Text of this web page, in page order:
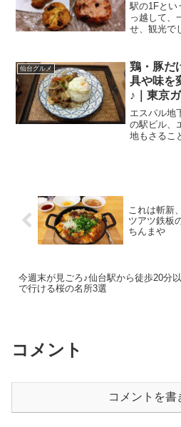
駅の1Fとい
っ越して、
せ、観光で
い、所縁の
し甲斐のあ
仙台グルメ
鶏・豚だ
具や味を
♪｜東京
エスパル地
の駅ビル、
地もさるこ
これは斬新
ツアツ鉄板
ちんまや
今週末が見ごろ♪仙台駅から徒歩20分
で行ける桜の名所3選
コメント
コメントを書